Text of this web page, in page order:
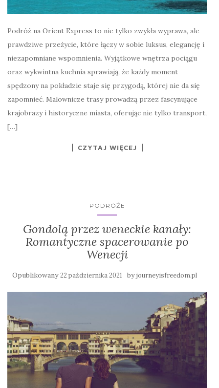
Podróż na Orient Express to nie tylko zwykła wyprawa, ale
prawdziwe przeżycie, które łączy w sobie luksus, elegancję i
niezapomniane wspomnienia. Wyjątkowe wnętrza pociągu
oraz wykwintna kuchnia sprawiają, że każdy moment
spędzony na pokładzie staje się przygodą, której nie da się
zapomnieć. Malownicze trasy prowadzą przez fascynujące
krajobrazy i historyczne miasta, oferując nie tylko transport,
[…]
CZYTAJ WIĘCEJ
PODRÓŻE
Gondolą przez weneckie kanały:
Romantyczne spacerowanie po
Wenecji
Opublikowany22 października 2021 byjourneyisfreedom.pl